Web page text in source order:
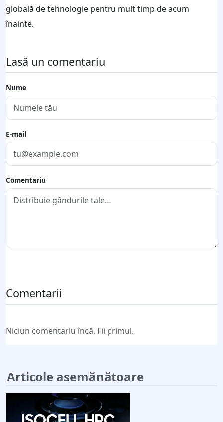
globală de tehnologie pentru mult timp de acum
înainte.
Lasă un comentariu
Nume
E-mail
Comentariu
Comentarii
Niciun comentariu încă. Fii primul.
Articole asemănătoare